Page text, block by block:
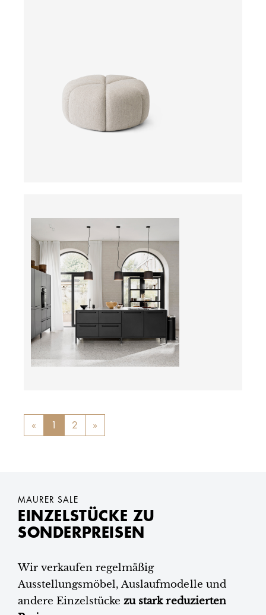
Preis auf Anfrage
« Previous
1 2 »
MAURER SALE
EINZELSTÜCKE ZU
SONDERPREISEN
Wir verkaufen regelmäßig
Ausstellungsmöbel, Auslaufmodelle und
andere Einzelstücke zu stark reduzierten